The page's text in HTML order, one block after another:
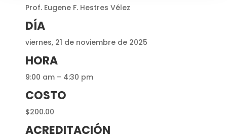
Prof. Eugene F. Hestres Vélez
DÍA
viernes, 21 de noviembre de 2025
HORA
9:00 am – 4:30 pm
COSTO
$200.00
ACREDITACIÓN